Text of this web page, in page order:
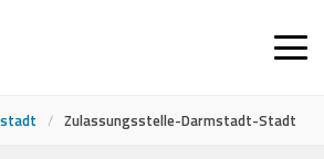
/ Zulassungsstelle-Darmstadt-Stadt